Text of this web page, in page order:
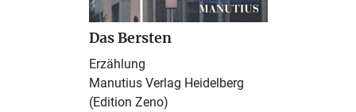
Das Bersten
Erzählung
Manutius Verlag Heidelberg
(Edition Zeno)